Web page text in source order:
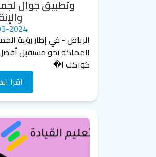
وتطبيق جوال
2024
المملكة نحو مستقبل
كواكب ا�
اقرا